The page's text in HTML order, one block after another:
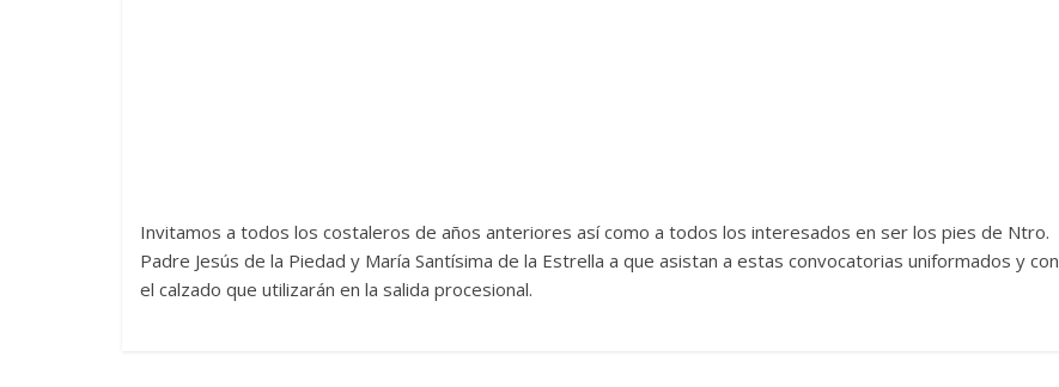
Invitamos a todos los costaleros de años anteriores así como a todos los interesados en ser los pies de Ntro.
Padre Jesús de la Piedad y María Santísima de la Estrella a que asistan a estas convocatorias uniformados y con
el calzado que utilizarán en la salida procesional.